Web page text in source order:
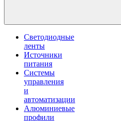
Светодиодные
ленты
Источники
питания
Системы
управления
и
автоматизации
Алюминиевые
профили